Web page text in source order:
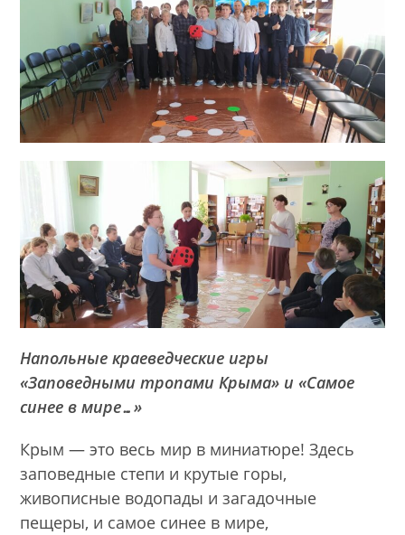
Напольные краеведческие игры
«Заповедными тропами Крыма» и «Самое
синее в мире…»
Крым — это весь мир в миниатюре! Здесь
заповедные степи и крутые горы,
живописные водопады и загадочные
пещеры, и самое синее в мире,